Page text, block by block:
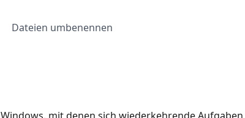
Dateien umbenennen